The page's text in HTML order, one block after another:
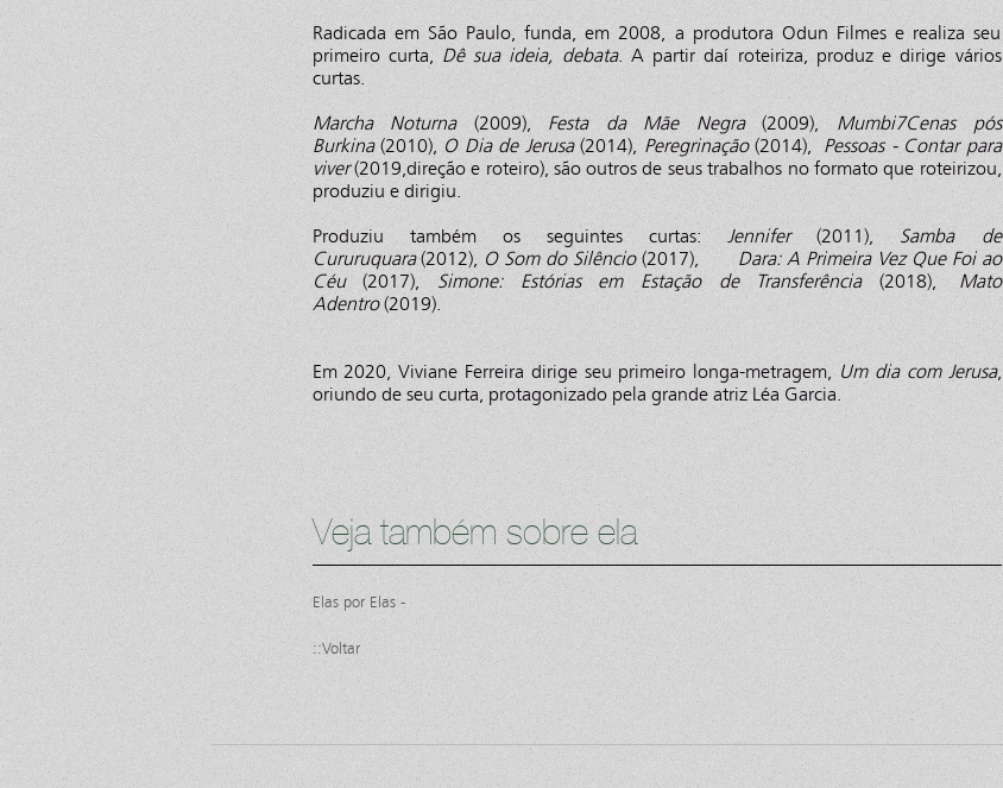
Radicada em São Paulo, funda, em 2008, a produtora Odun Filmes e realiza seu
primeiro curta, Dê sua ideia, debata. A partir daí roteiriza, produz e dirige vários
curtas.
Marcha Noturna(2009), Festa da Mãe Negra(2009), Mumbi7Cenas pós
Burkina(2010), O Dia de Jerusa(2014), Peregrinação(2014),
Pessoas - Contar para
viver(2019,direção e roteiro), são outros de seus trabalhos no formato que roteirizou,
produziu e dirigiu.
Produziu também os seguintes curtas:Jennifer(2011), Samba de
Cururuquara(2012), O Som do Silêncio(2017),
Dara: A Primeira Vez Que Foi ao
Céu(2017), Simone: Estórias em Estação de Transferência(2018),
Mato
Adentro(2019).
Em 2020, Viviane Ferreira dirige seu primeiro longa-metragem, Um dia com Jerusa,
oriundo de seu curta, protagonizado pela grande atriz Léa Garcia.
Veja também sobre ela
Elas por Elas -
::Voltar